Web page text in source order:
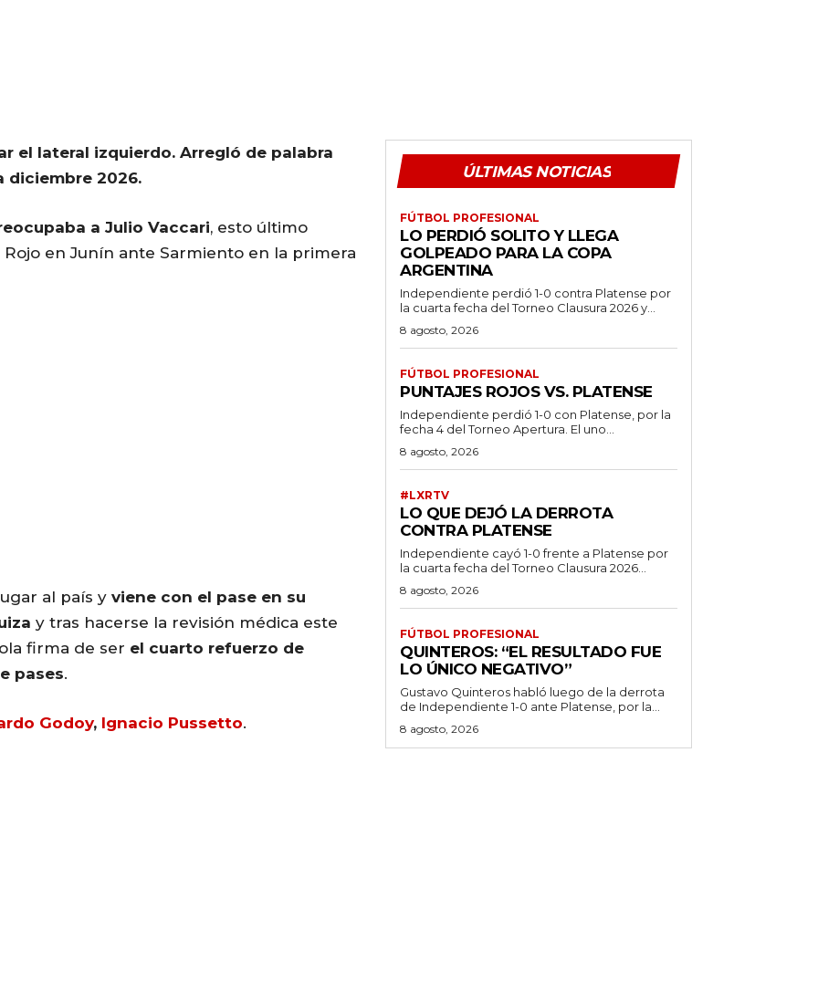
el lateral izquierdo. Arregló de palabra
diciembre 2026.
a Julio Vaccari, esto último
en Junín ante Sarmiento en la primera
al país y viene con el pase en su
y tras hacerse la revisión médica este
firma de ser el cuarto refuerzo de
pases.
Godoy, Ignacio Pussetto.
ÚLTIMAS NOTICIAS
FÚTBOL PROFESIONAL
LO PERDIÓ SOLITO Y LLEGA
GOLPEADO PARA LA COPA
ARGENTINA
Independiente perdió 1-0 contra Platense por
la cuarta fecha del Torneo Clausura 2026 y...
8 agosto, 2026
FÚTBOL PROFESIONAL
PUNTAJES ROJOS VS. PLATENSE
Independiente perdió 1-0 con Platense, por la
fecha 4 del Torneo Apertura. El uno...
8 agosto, 2026
#LXRTV
LO QUE DEJÓ LA DERROTA
CONTRA PLATENSE
Independiente cayó 1-0 frente a Platense por
la cuarta fecha del Torneo Clausura 2026...
8 agosto, 2026
FÚTBOL PROFESIONAL
QUINTEROS: “EL RESULTADO FUE
LO ÚNICO NEGATIVO”
Gustavo Quinteros habló luego de la derrota
de Independiente 1-0 ante Platense, por la...
8 agosto, 2026